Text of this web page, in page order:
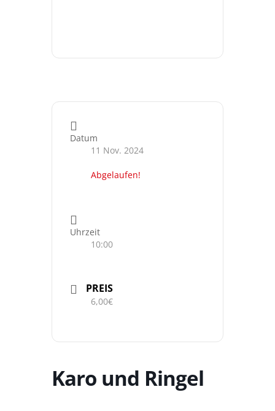
Datum
11 Nov. 2024
Abgelaufen!
Uhrzeit
10:00
PREIS
6,00€
Karo und Ringel